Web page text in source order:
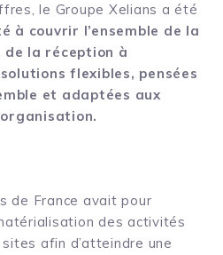
le Groupe Xelians a été
à couvrir l’ensemble de la
de la réception à
flexibles, pensées
et adaptées aux
de France avait pour
des activités
afin d’atteindre une